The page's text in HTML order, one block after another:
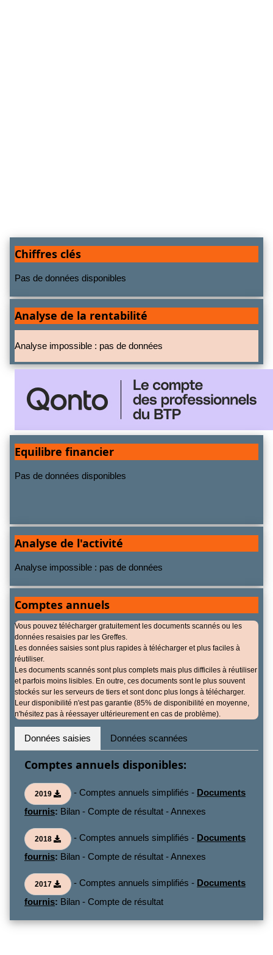
Chiffres clés
Pas de données disponibles
Analyse de la rentabilité
Analyse impossible : pas de données
Equilibre financier
Pas de données disponibles
Analyse de l'activité
Analyse impossible : pas de données
Comptes annuels
Vous pouvez télécharger gratuitement les documents scannés ou les
données resaisies par les Greffes.
Les données saisies sont plus rapides à télécharger et plus faciles à
réutiliser.
Les documents scannés sont plus complets mais plus difficiles à réutiliser
et parfois moins lisibles. En outre, ces documents sont le plus souvent
stockés sur les serveurs de tiers et sont donc plus longs à télécharger.
Leur disponibilité n'est pas garantie (85% de disponibilité en moyenne,
n'hésitez pas à réessayer ultérieurement en cas de problème).
Données saisies Données scannées
Comptes annuels disponibles:
2019 - Comptes annuels simplifiés - Documents
fournis: Bilan - Compte de résultat - Annexes
2018 - Comptes annuels simplifiés - Documents
fournis: Bilan - Compte de résultat - Annexes
2017 - Comptes annuels simplifiés - Documents
fournis: Bilan - Compte de résultat